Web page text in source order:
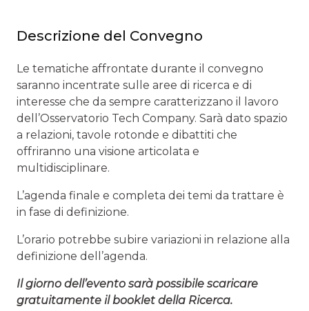
Descrizione del Convegno
Le tematiche affrontate durante il convegno
saranno incentrate sulle aree di ricerca e di
interesse che da sempre caratterizzano il lavoro
dell’Osservatorio Tech Company. Sarà dato spazio
a relazioni, tavole rotonde e dibattiti che
offriranno una visione articolata e
multidisciplinare.
L’agenda finale e completa dei temi da trattare è
in fase di definizione.
L’orario potrebbe subire variazioni in relazione alla
definizione dell’agenda.
Il giorno dell’evento sarà possibile scaricare
gratuitamente il booklet della Ricerca.